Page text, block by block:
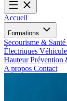
Accueil
Formations
Secourisme &
Électriques
HauteurPrévention
A propos Contact